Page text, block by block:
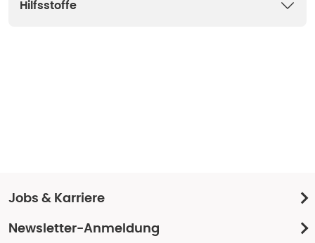
Hilfsstoffe
Jobs & Karriere
Newsletter-Anmeldung